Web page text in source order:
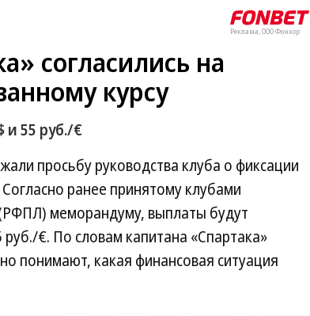
Реклама, ООО Фонкор
согласились на
курсу
55 руб./€
просьбу руководства клуба о фиксации
ранее принятому клубами
меморандуму, выплаты будут
€. По словам капитана «Спартака»
понимают, какая финансовая ситуация